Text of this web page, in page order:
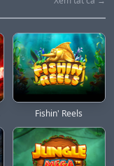
Fishin' Reels